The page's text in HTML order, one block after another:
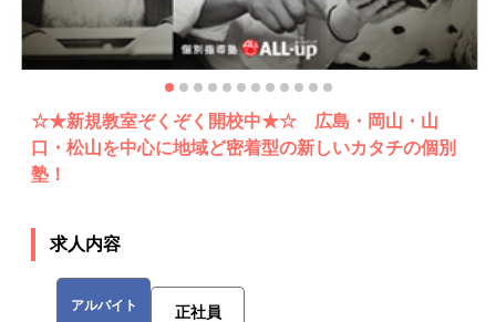
☆★新規教室ぞくぞく開校中★☆ 広島・岡山・山
口・松山を中心に地域ど密着型の新しいカタチの個別
塾！
求人内容
アルバイト 正社員